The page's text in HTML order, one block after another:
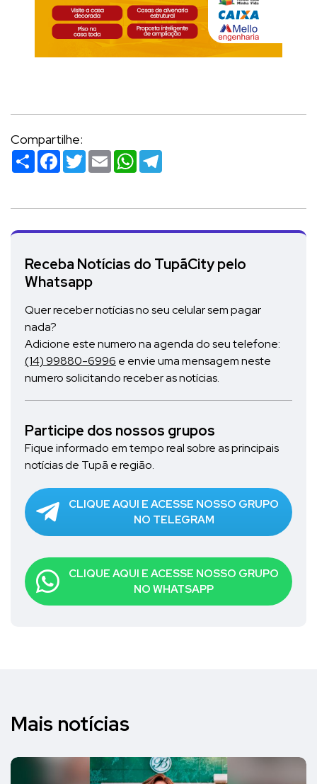
Compartilhe:
Compartilhar
Facebook
TwitterEmailWhatsApp
Receba Notícias do TupãCity pelo
Whatsapp
Quer receber notícias no seu celular sem pagar
nada?
Adicione este numero na agenda do seu telefone:
(14) 99880-6996 e envie uma mensagem neste
numero solicitando receber as notícias.
Participe dos nossos grupos
Fique informado em tempo real sobre as principais
notícias de Tupã e região.
CLIQUE AQUI E ACESSE NOSSO GRUPO
NO TELEGRAM
CLIQUE AQUI E ACESSE NOSSO GRUPO
NO WHATSAPP
Mais notícias